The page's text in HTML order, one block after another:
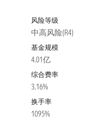
风险等级
中高风险(R4)
基金规模
4.01亿
综合费率
3.16%
换手率
1095%